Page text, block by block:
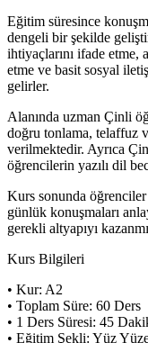
Eğitim süresince
dengeli bir şekilde
ihtiyaçlarını ifade etme,
etme ve basit sosyal
gelirler.
Alanında uzman Çinli
doğru tonlama, telaffuz
verilmektedir. Ayrıca
öğrencilerin yazılı dil
Kurs sonunda
günlük konuşmaları
gerekli altyapıyı
Kurs Bilgileri
• Kur: A2
• Toplam Süre: 60 Ders
• 1 Ders Süresi: 45
• Eğitim Şekli: Yüz